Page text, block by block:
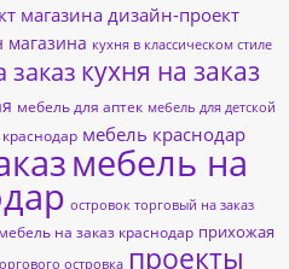
магазина дизайн-проект
магазина кухня в классическом стиле
заказ кухня на заказ
мебель для аптек мебель для детской
мебель краснодар
мебель на
островок торговый на заказ
на заказ краснодар прихожая
островка проекты